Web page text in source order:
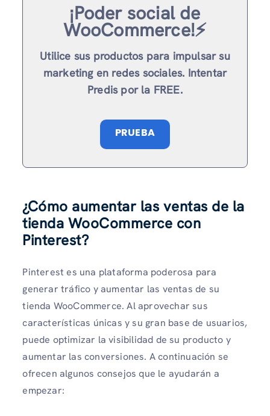
¡Poder social de
WooCommerce!⚡️
Utilice sus productos para impulsar su
marketing en redes sociales. Intentar
Predis por la FREE.
PRUEBA
¿Cómo aumentar las ventas de la
tienda WooCommerce con
Pinterest?
Pinterest es una plataforma poderosa para
generar tráfico y aumentar las ventas de su
tienda WooCommerce. Al aprovechar sus
características únicas y su gran base de usuarios,
puede optimizar la visibilidad de su producto y
aumentar las conversiones. A continuación se
ofrecen algunos consejos que le ayudarán a
empezar: